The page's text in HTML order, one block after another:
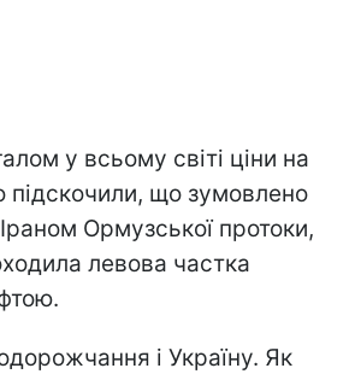
у всьому світі ціни на
підскочили, що зумовлено
Ормузської протоки,
левова частка
і Україну. Як